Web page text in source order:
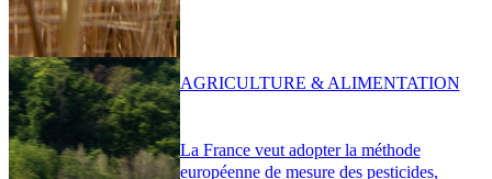
La France veut adopter la méthode
européenne de mesure des pesticides,
AGRICULTURE & ALIMENTATION